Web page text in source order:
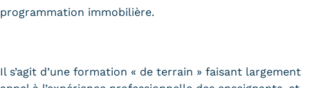
programmation immobilière.
Il s’agit d’une formation « de terrain » faisant largement